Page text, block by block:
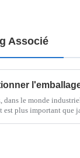
Associé
dans le monde
est plus important que